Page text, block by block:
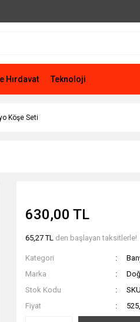
Hırdavat Teknoloji
Köşe Seti
630,00 TL
65,27 TL den başlayan taksitlerle!
Kategori
Marka
Stok Kodu
Fiyat